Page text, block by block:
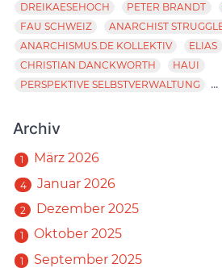
DREIKAESEHOCH
PETER BRANDT
FAU SCHWEIZ
ANARCHIST
ANARCHISMUS.DE KOLLEKTIV
ELIAS
CHRISTIAN DANCKWORTH
HAUI
PERSPEKTIVE SELBSTVERWALTUNG
...
Archiv
1 März 2026
4 Januar 2026
2 Dezember 2025
1 Oktober 2025
1 September 2025